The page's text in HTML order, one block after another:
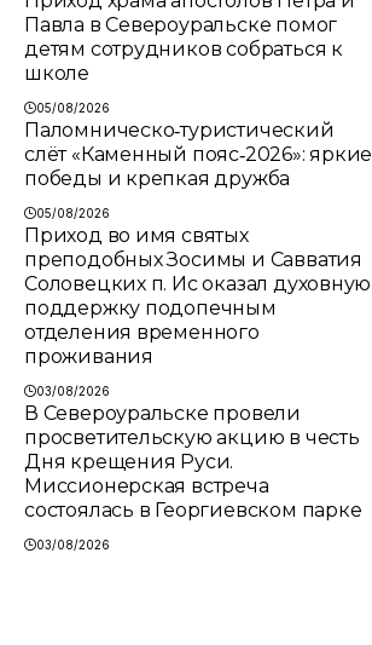
Павла в Североуральске помог
детям сотрудников собраться к
школе
05/08/2026
Паломническо‑туристический
слёт «Каменный пояс‑2026»: яркие
победы и крепкая дружба
05/08/2026
Приход во имя святых
преподобных Зосимы и Савватия
Соловецких п. Ис оказал духовную
поддержку подопечным
отделения временного
проживания
03/08/2026
В Североуральске провели
просветительскую акцию в честь
Дня крещения Руси.
Миссионерская встреча
состоялась в Георгиевском парке
03/08/2026